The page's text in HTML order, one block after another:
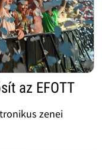
az EFOTT
zenei